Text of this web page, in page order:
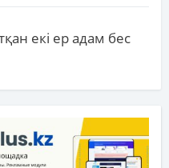
екі ер адам бес